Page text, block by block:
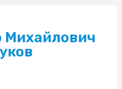
Михайлович